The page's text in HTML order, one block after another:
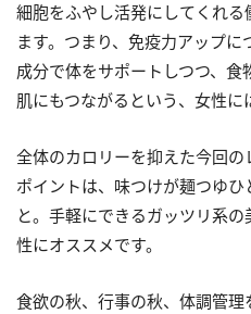
細胞をふやし活発にしてくれ
ます。つまり、免疫力アップ
成分で体をサポートしつつ、
肌にもつながるという、女性に
全体のカロリーを抑えた今回
ポイントは、味つけが麺つゆ
と。手軽にできるガッツリ系
性にオススメです。
食欲の秋、行事の秋、体調管